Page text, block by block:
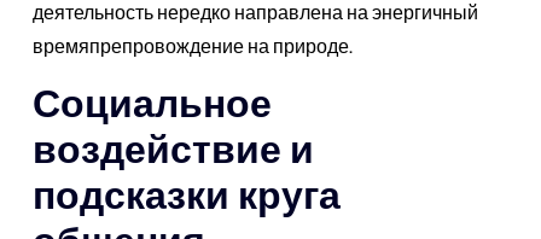
деятельность нередко направлена на энергичный
времяпрепровождение на природе.
Социальное
воздействие и
подсказки круга